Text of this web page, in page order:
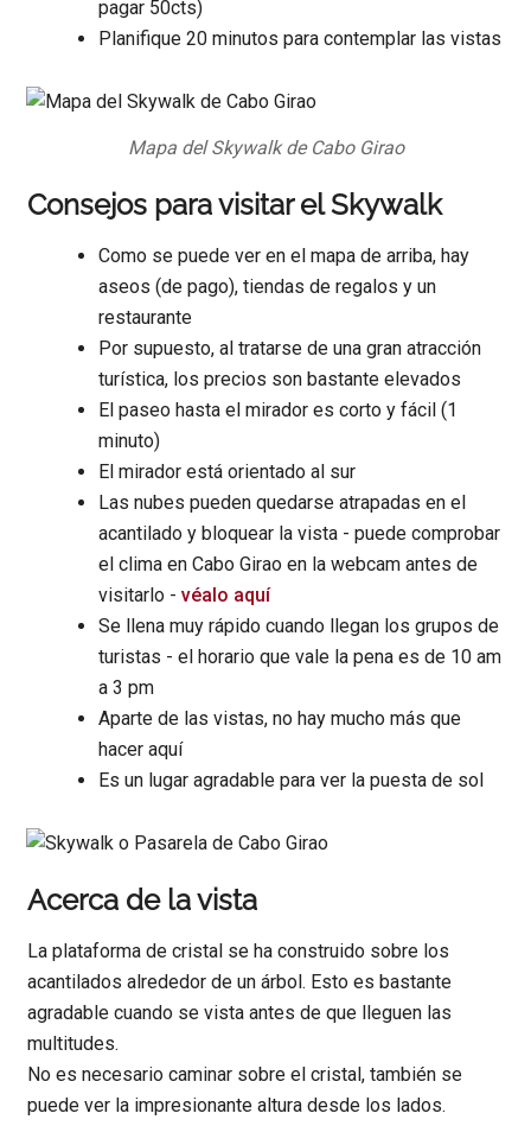
pagar 50cts)
Planifique 20 minutos para contemplar las vistas
Mapa del Skywalk de Cabo Girao
Consejos para visitar el Skywalk
Como se puede ver en el mapa de arriba, hay
aseos (de pago), tiendas de regalos y un
restaurante
Por supuesto, al tratarse de una gran atracción
turística, los precios son bastante elevados
El paseo hasta el mirador es corto y fácil (1
minuto)
El mirador está orientado al sur
Las nubes pueden quedarse atrapadas en el
acantilado y bloquear la vista - puede comprobar
el clima en Cabo Girao en la webcam antes de
visitarlo -véalo aquí
Se llena muy rápido cuando llegan los grupos de
turistas - el horario que vale la pena es de 10 am
a 3 pm
Aparte de las vistas, no hay mucho más que
hacer aquí
Es un lugar agradable para ver la puesta de sol
Acerca de la vista
La plataforma de cristal se ha construido sobre los
acantilados alrededor de un árbol. Esto es bastante
agradable cuando se vista antes de que lleguen las
multitudes.
No es necesario caminar sobre el cristal, también se
puede ver la impresionante altura desde los lados.